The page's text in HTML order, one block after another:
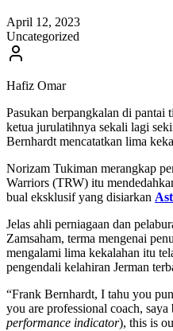
April 12, 2023
Uncategorized
Hafiz Omar
Pasukan berpangkalan di pantai
ketua jurulatihnya sekali lagi
Bernhardt mencatatkan lima
Norizam Tukiman merangkap
Warriors (TRW) itu
bual eksklusif yang disiarkan
Jelas ahli perniagaan dan
Zamsaham, terma mengenai
mengalami lima kekalahan itu
pengendali kelahiran Jerman
“Frank Bernhardt, I tahu you
you are professional coach,
performance indicator), this is